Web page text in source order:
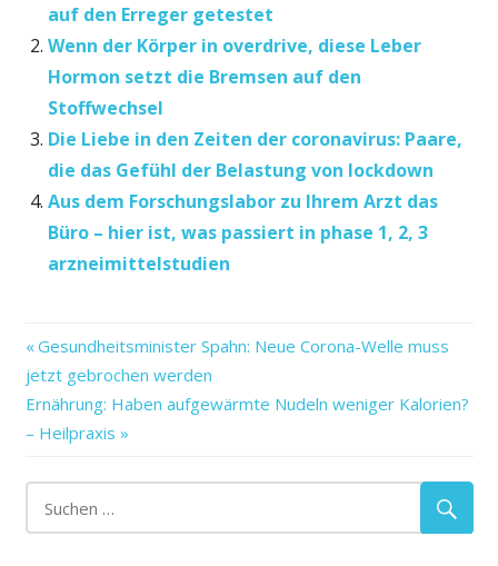
auf den Erreger getestet
Wenn der Körper in overdrive, diese Leber
Hormon setzt die Bremsen auf den
Stoffwechsel
Die Liebe in den Zeiten der coronavirus: Paare,
die das Gefühl der Belastung von lockdown
Aus dem Forschungslabor zu Ihrem Arzt das
Büro – hier ist, was passiert in phase 1, 2, 3
arzneimittelstudien
den
Deutschland
es
gibt
Beitragsnavigation
Vorheriger
Beitrag:
Gesundheitsminister Spahn: Neue Corona-Welle muss
jetzt gebrochen werden
Nächster
Beitrag:
Ernährung: Haben aufgewärmte Nudeln weniger Kalorien?
– Heilpraxis